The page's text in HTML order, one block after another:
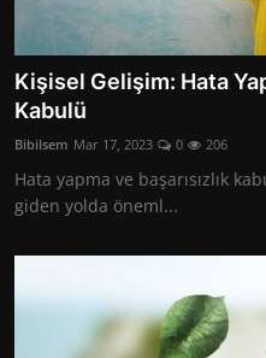
Kişisel Gelişim: Hata
Kabulü
Bibilsem Mar 17, 2023 0 206
Hata yapma ve başarısızlık
giden yolda öneml...